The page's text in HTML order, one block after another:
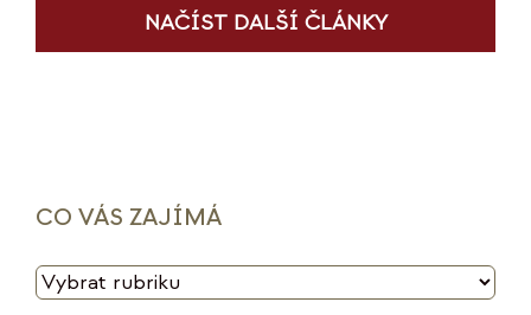
NAČÍST DALŠÍ ČLÁNKY
CO VÁS ZAJÍMÁ
CO